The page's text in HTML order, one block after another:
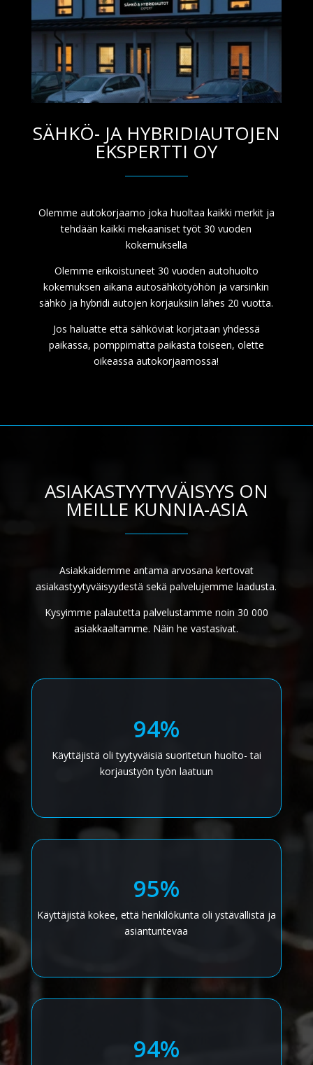
SÄHKÖ- JA HYBRIDIAUTOJEN
EKSPERTTI OY
Olemme autokorjaamo joka huoltaa kaikki merkit ja
tehdään kaikki mekaaniset työt 30 vuoden
kokemuksella
Olemme erikoistuneet 30 vuoden autohuolto
kokemuksen aikana autosähkötyöhön ja varsinkin
sähkö ja hybridi autojen korjauksiin lähes 20 vuotta.
Jos haluatte että sähköviat korjataan yhdessä
paikassa, pomppimatta paikasta toiseen, olette
oikeassa autokorjaamossa!
ASIAKASTYYTYVÄISYYS ON
MEILLE KUNNIA-ASIA
Asiakkaidemme antama arvosana kertovat
asiakastyytyväisyydestä sekä palvelujemme laadusta.
Kysyimme palautetta palvelustamme noin 30 000
asiakkaaltamme. Näin he vastasivat.
94%
Käyttäjistä oli tyytyväisiä suoritetun huolto- tai
korjaustyön työn laatuun
95%
Käyttäjistä kokee, että henkilökunta oli ystävällistä ja
asiantuntevaa
94%